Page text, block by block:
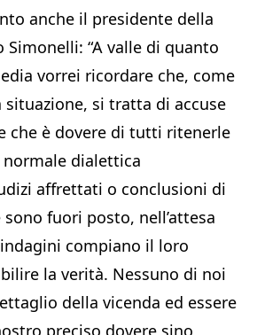
anche il presidente della
Simonelli: “A valle di quanto
vorrei ricordare che, come
si tratta di accuse
che è dovere di tutti ritenerle
dialettica
affrettati o conclusioni di
fuori posto, nell’attesa
compiano il loro
la verità. Nessuno di noi
della vicenda ed essere
preciso dovere sino